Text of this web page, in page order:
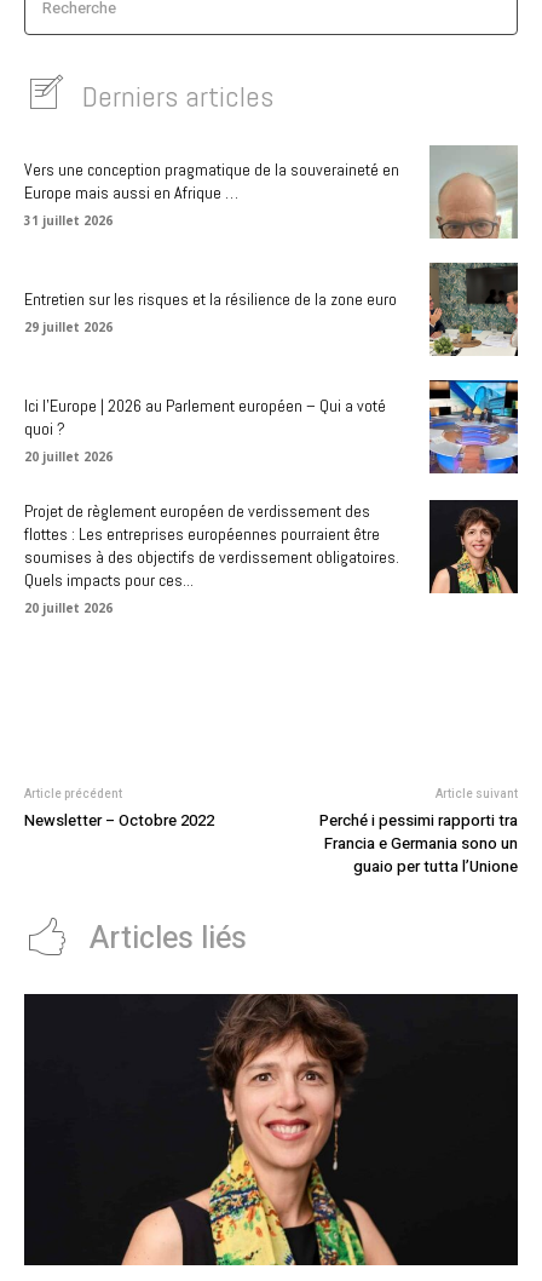
Recherche
Derniers articles
Vers une conception pragmatique de la souveraineté en
Europe mais aussi en Afrique …
31 juillet 2026
Entretien sur les risques et la résilience de la zone euro
29 juillet 2026
Ici l’Europe | 2026 au Parlement européen – Qui a voté
quoi ?
20 juillet 2026
Projet de règlement européen de verdissement des
flottes : Les entreprises européennes pourraient être
soumises à des objectifs de verdissement obligatoires.
Quels impacts pour ces...
20 juillet 2026
Article précédent
Newsletter – Octobre 2022
Article suivant
Perché i pessimi rapporti tra
Francia e Germania sono un
guaio per tutta l’Unione
Articles liés